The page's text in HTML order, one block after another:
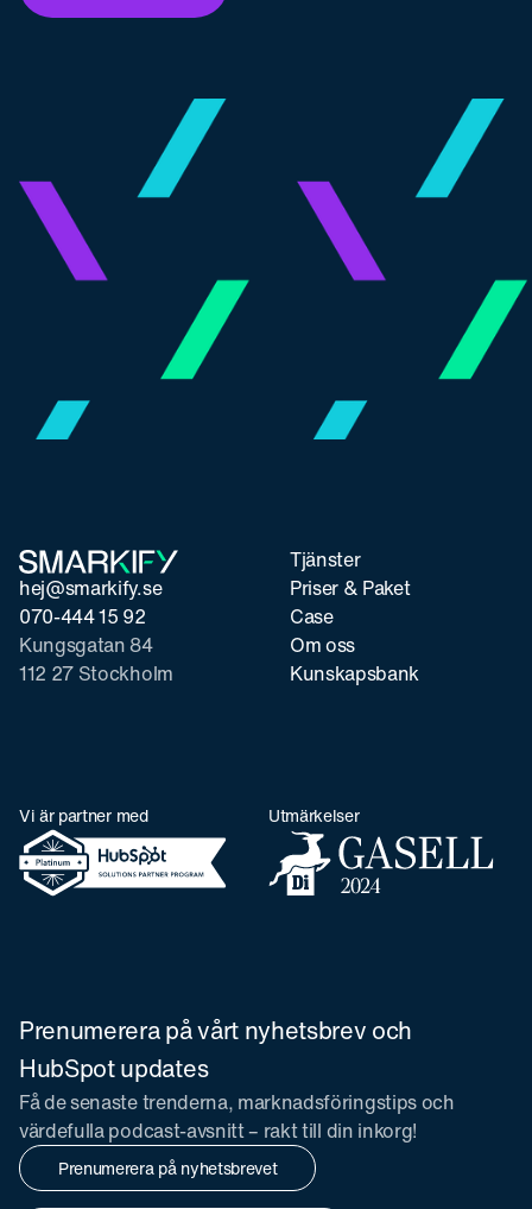
hej@smarkify.se
070-444 15 92
Kungsgatan 84
112 27 Stockholm
Tjänster
Priser & Paket
Case
Om oss
Kunskapsbank
Vi är partner med Utmärkelser
Prenumerera på vårt nyhetsbrev och
HubSpot updates
Få de senaste trenderna, marknadsföringstips och
värdefulla podcast-avsnitt – rakt till din inkorg!
Prenumerera på nyhetsbrevet